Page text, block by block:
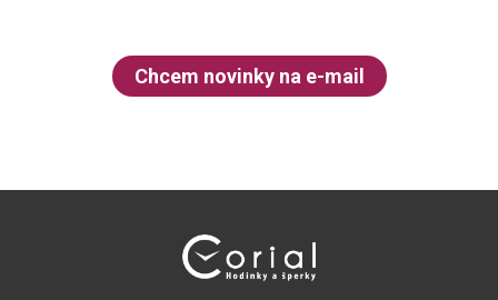
Chcem novinky na e-mail